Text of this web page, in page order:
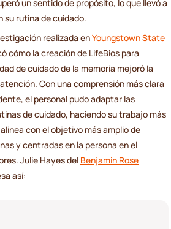
un sentido de propósito, lo que llevó a
su rutina de cuidado.
realizada enYoungstown State
cómo la creación de LifeBios para
de cuidado de la memoria mejoró la
Con una comprensión más clara
el personal pudo adaptar las
de cuidado, haciendo su trabajo más
con el objetivo más amplio de
y centradas en la persona en el
Julie Hayes del Benjamin Rose
así: